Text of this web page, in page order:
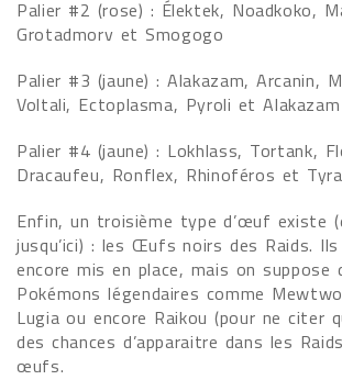
Palier #2 (rose) : Élektek, Noadkoko,
Grotadmorv et Smogogo
Palier #3 (jaune) : Alakazam, Arcanin,
Voltali, Ectoplasma, Pyroli et Alakazam
Palier #4 (jaune) : Lokhlass, Tortank,
Dracaufeu, Ronflex, Rhinoféros et
Enfin, un troisième type d’œuf existe
jusqu’ici) : les Œufs noirs des Raids.
encore mis en place, mais on suppose
Pokémons légendaires comme
Lugia ou encore Raikou (pour ne citer
des chances d’apparaitre dans les
œufs.